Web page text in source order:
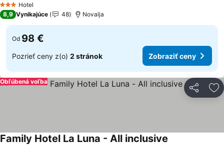
3 Počet hviezdičiek
Hotel
8,9 Vynikajúce 48 Novalja
Od 98 €
Pozrieť ceny z(o) 2 stránok Zobraziť ceny
Zdieľať
Obľúbená voľba
Family Hotel La Luna - All inclusive